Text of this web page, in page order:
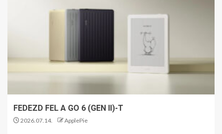
FEDEZD FEL A GO 6 (GEN II)-T
2026.07.14. ApplePie